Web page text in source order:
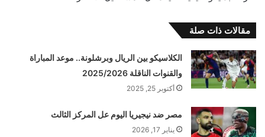
مقالات ذات صلة
الكلاسيكو بين الريال وبرشلونة.. موعد المباراة
والقنوات الناقلة 2025/2026
أكتوبر 25, 2025
مصر ضد نيجيريا اليوم عل المركز الثالث
يناير 17, 2026